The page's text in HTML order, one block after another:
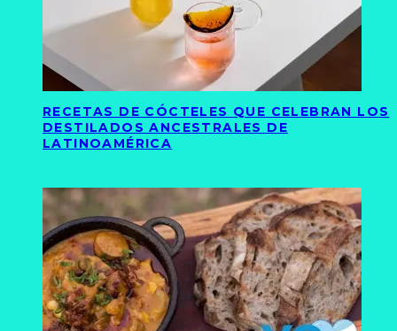
RECETAS DE CÓCTELES QUE CELEBRAN LOS
DESTILADOS ANCESTRALES DE
LATINOAMÉRICA